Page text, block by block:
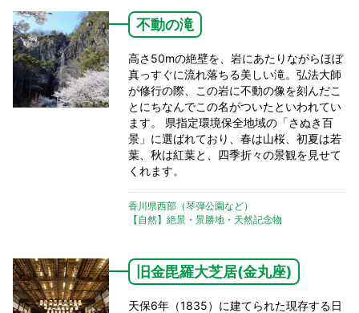
不動の滝
高さ50mの絶壁を、岩にあたりながらほぼ
真っすぐに流れ落ちる美しい滝。弘法大師
が修行の際、この岩に不動の像を刻んだこ
とにちなんでこの名がついたといわれてい
ます。 県指定環境保全地域の「さぬき百
景」に選ばれており、春は山桜、初夏は若
葉、秋は紅葉と、四季折々の景観を見せて
くれます。
香川県西部（琴弾公園など）
【自然】絶景・景勝地・天然記念物
旧金毘羅大芝居(金丸座)
天保6年（1835）に建てられた現存する日